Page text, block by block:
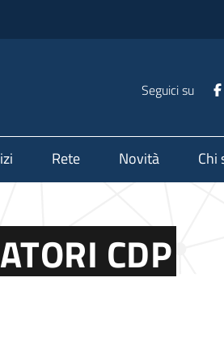
Seguici su
Rete Novità Chi
CDP